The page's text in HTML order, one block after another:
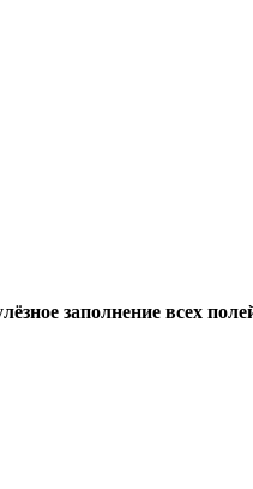
заполнение всех